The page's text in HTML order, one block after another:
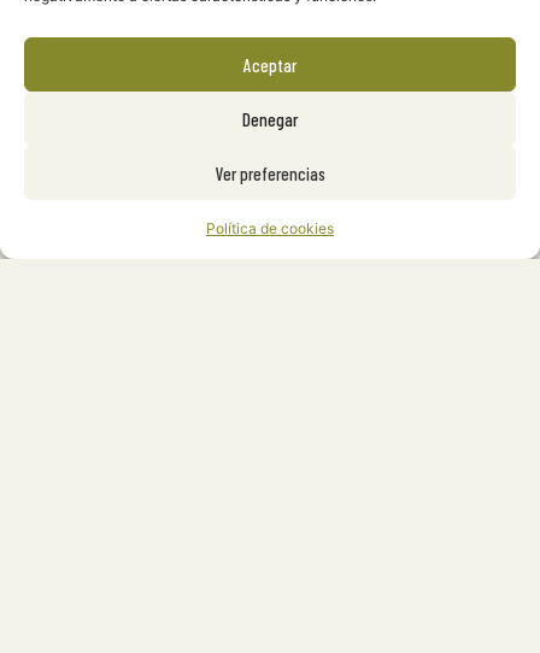
Aceptar
Denegar
Ver preferencias
Política de cookies